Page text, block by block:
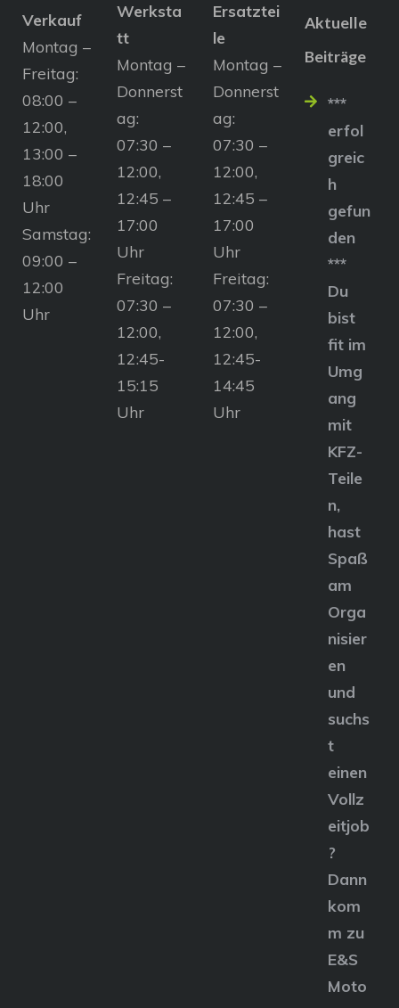
Verkauf
Montag –
Freitag:
08:00 –
12:00,
13:00 –
18:00
Uhr
Samstag:
09:00 –
12:00
Uhr
Werksta
tt
Montag –
Donnerst
ag:
07:30 –
12:00,
12:45 –
17:00
Uhr
Freitag:
07:30 –
12:00,
12:45-
15:15
Uhr
Ersatztei
le
Montag –
Donnerst
ag:
07:30 –
12:00,
12:45 –
17:00
Uhr
Freitag:
07:30 –
12:00,
12:45-
14:45
Uhr
Aktuelle
Beiträge
***
erfol
greic
h
gefun
den
***
Du
bist
fit im
Umg
ang
mit
KFZ-
Teile
n,
hast
Spaß
am
Orga
nisier
en
und
suchs
t
einen
Vollz
eitjob
?
Dann
kom
m zu
E&S
Moto